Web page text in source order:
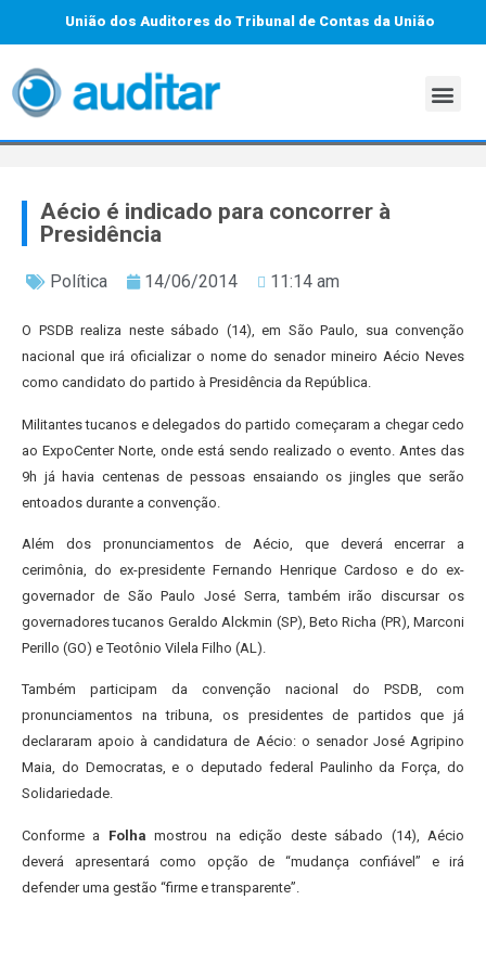
União dos Auditores do Tribunal de Contas da União
Aécio é indicado para concorrer à
Presidência
Política 14/06/2014 11:14 am
O PSDB realiza neste sábado (14), em São Paulo, sua convenção
nacional que irá oficializar o nome do senador mineiro Aécio Neves
como candidato do partido à Presidência da República.
Militantes tucanos e delegados do partido começaram a chegar cedo
ao ExpoCenter Norte, onde está sendo realizado o evento. Antes das
9h já havia centenas de pessoas ensaiando os jingles que serão
entoados durante a convenção.
Além dos pronunciamentos de Aécio, que deverá encerrar a
cerimônia, do ex-presidente Fernando Henrique Cardoso e do ex-
governador de São Paulo José Serra, também irão discursar os
governadores tucanos Geraldo Alckmin (SP), Beto Richa (PR), Marconi
Perillo (GO) e Teotônio Vilela Filho (AL).
Também participam da convenção nacional do PSDB, com
pronunciamentos na tribuna, os presidentes de partidos que já
declararam apoio à candidatura de Aécio: o senador José Agripino
Maia, do Democratas, e o deputado federal Paulinho da Força, do
Solidariedade.
Conforme a Folha mostrou na edição deste sábado (14), Aécio
deverá apresentará como opção de “mudança confiável” e irá
defender uma gestão “firme e transparente”.